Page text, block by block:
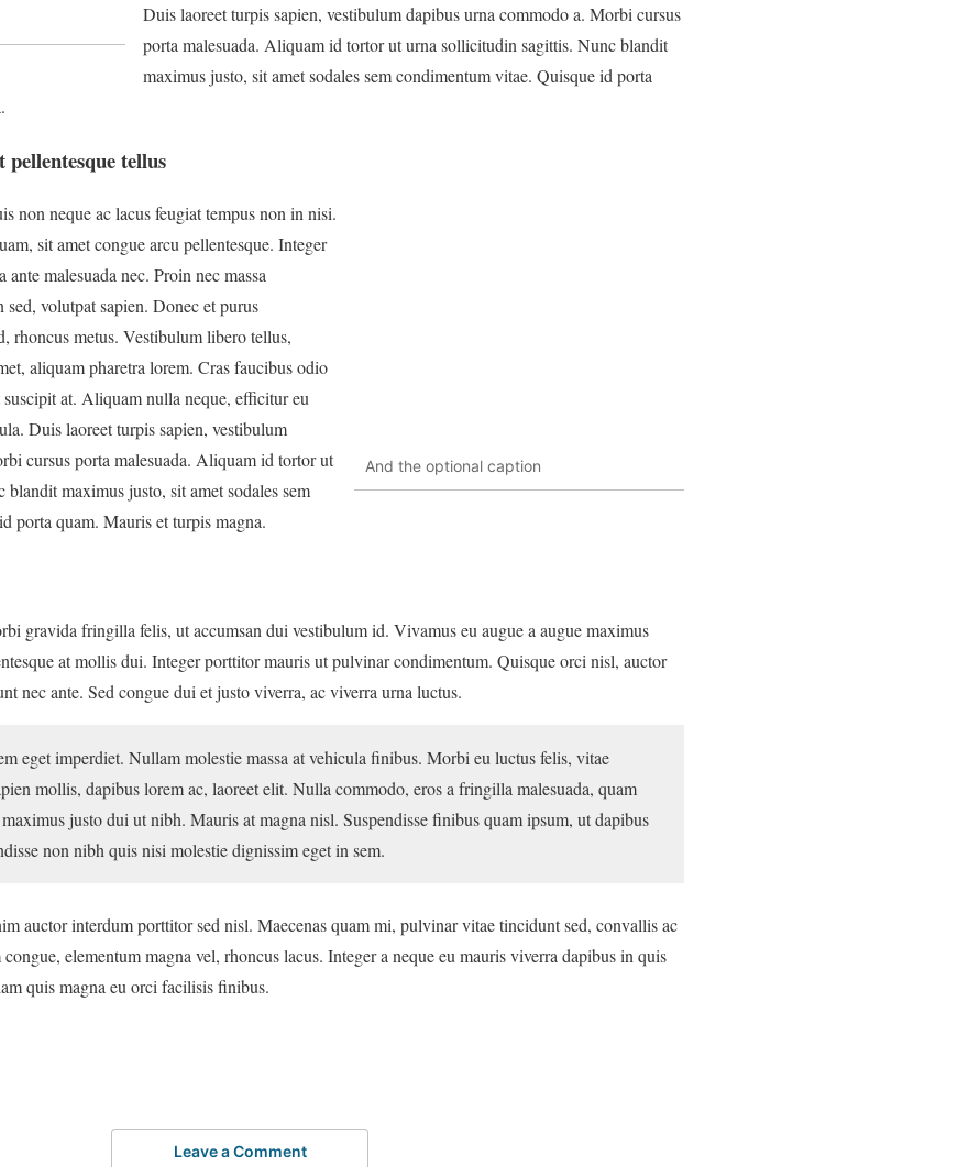
Duis laoreet turpis sapien, vestibulum dapibus urna commodo a. Morbi cursus
porta malesuada. Aliquam id tortor ut urna sollicitudin sagittis. Nunc blandit
maximus justo, sit amet sodales sem condimentum vitae. Quisque id porta
pellentesque tellus
And the optional caption
non neque ac lacus feugiat tempus non in nisi.
sit amet congue arcu pellentesque. Integer
malesuada nec. Proin nec massa
sed, volutpat sapien. Donec et purus
rhoncus metus. Vestibulum libero tellus,
aliquam pharetra lorem. Cras faucibus odio
at. Aliquam nulla neque, efficitur eu
Duis laoreet turpis sapien, vestibulum
cursus porta malesuada. Aliquam id tortor ut
maximus justo, sit amet sodales sem
porta quam. Mauris et turpis magna.
gravida fringilla felis, ut accumsan dui vestibulum id. Vivamus eu augue a augue maximus
at mollis dui. Integer porttitor mauris ut pulvinar condimentum. Quisque orci nisl, auctor
nec ante. Sed congue dui et justo viverra, ac viverra urna luctus.
eget imperdiet. Nullam molestie massa at vehicula finibus. Morbi eu luctus felis, vitae
mollis, dapibus lorem ac, laoreet elit. Nulla commodo, eros a fringilla malesuada, quam
justo dui ut nibh. Mauris at magna nisl. Suspendisse finibus quam ipsum, ut dapibus
non nibh quis nisi molestie dignissim eget in sem.
auctor interdum porttitor sed nisl. Maecenas quam mi, pulvinar vitae tincidunt sed, convallis ac
elementum magna vel, rhoncus lacus. Integer a neque eu mauris viverra dapibus in quis
quis magna eu orci facilisis finibus.
Leave a Comment